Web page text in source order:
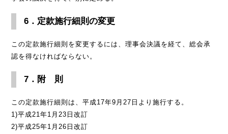
6．定款施行細則の変更
この定款施行細則を変更するには、理事会決議を経て、総会承
認を得なければならない。
7．附 則
この定款施行細則は、平成17年9月27日より施行する。
1)平成21年1月23日改訂
2)平成25年1月26日改訂